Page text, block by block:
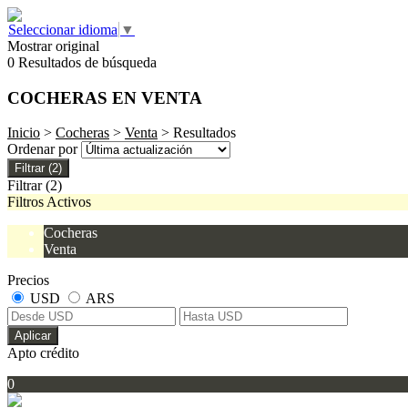
Seleccionar idioma ▼
Mostrar original
0 Resultados de búsqueda
COCHERAS EN VENTA
Inicio > Cocheras > Venta > Resultados
Ordenar por
Filtrar (2)
Filtrar (2)
Filtros Activos
Cocheras
Venta
Precios
USD
ARS
Aplicar
Apto crédito
0